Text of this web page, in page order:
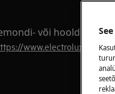
või
www.electrolux.com/